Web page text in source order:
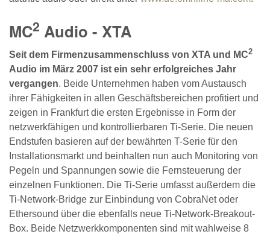
MC2 Audio - XTA
Seit dem Firmenzusammenschluss von XTA und MC2
Audio im März 2007 ist ein sehr erfolgreiches Jahr
vergangen. Beide Unternehmen haben vom Austausch
ihrer Fähigkeiten in allen Geschäftsbereichen profitiert und
zeigen in Frankfurt die ersten Ergebnisse in Form der
netzwerkfähigen und kontrollierbaren Ti-Serie. Die neuen
Endstufen basieren auf der bewährten T-Serie für den
Installationsmarkt und beinhalten nun auch Monitoring von
Pegeln und Spannungen sowie die Fernsteuerung der
einzelnen Funktionen. Die Ti-Serie umfasst außerdem die
Ti-Network-Bridge zur Einbindung von CobraNet oder
Ethersound über die ebenfalls neue Ti-Network-Breakout-
Box. Beide Netzwerkkomponenten sind mit wahlweise 8